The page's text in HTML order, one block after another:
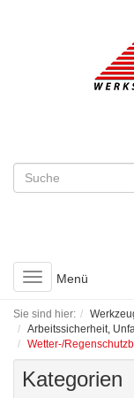
Toggle
navigation
Menü
Sie sind hier:
Arbeitssicherheit,
Wetter-/
Kategorien